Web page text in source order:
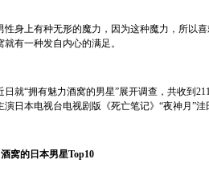
性身上有种无形的魔力，因为这种魔力，所以
有一种发自内心的满足。
日就“拥有魅力酒窝的男星”展开调查，共收到
演日本电视台电视剧版《死亡笔记》“夜神月”
窝的日本男星Top10